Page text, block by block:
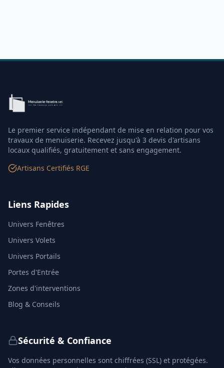
Le premier service indépendant de mise en relation pour vos
travaux de menuiserie. Recevez jusqu'à 3 devis d'artisans
locaux qualifiés, gratuitement et sans engagement.
Artisans Certifiés RGE
Liens Rapides
Univers Fenêtres
Univers Volets
Univers Portails
Portes d'Entrée
Zones d'interventions
Blog & Conseils
Sécurité & Confiance
Vos données personnelles sont chiffrées (SSL) et protégées.